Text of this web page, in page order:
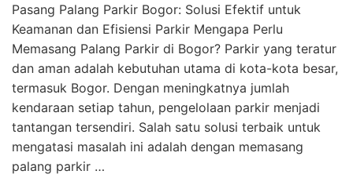
Pasang Palang Parkir Bogor: Solusi Efektif untuk
Keamanan dan Efisiensi Parkir Mengapa Perlu
Memasang Palang Parkir di Bogor? Parkir yang teratur
dan aman adalah kebutuhan utama di kota-kota besar,
termasuk Bogor. Dengan meningkatnya jumlah
kendaraan setiap tahun, pengelolaan parkir menjadi
tantangan tersendiri. Salah satu solusi terbaik untuk
mengatasi masalah ini adalah dengan memasang
palang parkir …